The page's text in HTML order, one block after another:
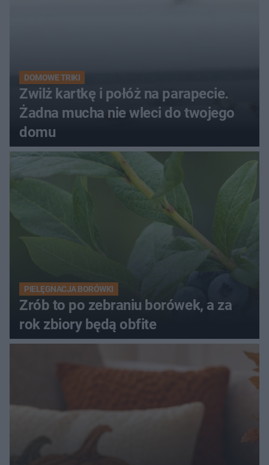
DOMOWE TRIKI
Zwilż kartkę i połóż na parapecie.
Żadna mucha nie wleci do twojego
domu
PIELĘGNACJA BORÓWKI
Zrób to po zebraniu borówek, a za
rok zbiory będą obfite